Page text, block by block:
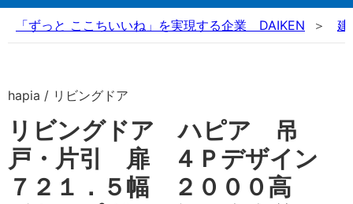
「ずっと ここちいいね」を実現する企業 DAIKEN 建
hapia / リビングドア
リビングドア ハピア 吊
戸・片引 扉 ４Ｐデザイン
７２１．５幅 ２０００高